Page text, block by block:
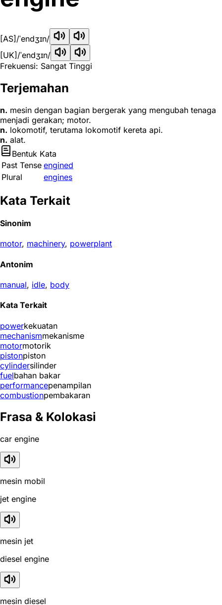
[AS] /ˈendʒɪn/
[UK] /ˈendʒɪn/
Frekuensi: Sangat Tinggi
Terjemahan
n. mesin dengan bagian bergerak yang mengubah tenaga
menjadi gerakan; motor.
n. lokomotif, terutama lokomotif kereta api.
n. alat.
Bentuk Kata
Past Tense engined
Plural
engines
Kata Terkait
Sinonim
motor, machinery, powerplant
Antonim
manual, idle, body
Kata Terkait
powerkekuatan
mechanismmekanisme
motormotorik
pistonpiston
cylindersilinder
fuelbahan bakar
performancepenampilan
combustionpembakaran
Frasa & Kolokasi
car engine
mesin mobil
jet engine
mesin jet
diesel engine
mesin diesel